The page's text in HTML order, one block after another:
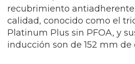
recubrimiento
calidad, conocido como el
Platinum Plus sin PFOA, y
inducción son de 152 mm de